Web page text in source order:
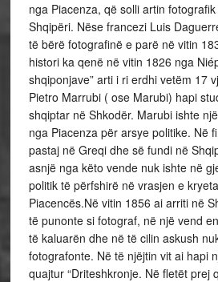
nga Piacenza, që solli artin
Shqipëri. Nëse francezi Luis
të bërë fotografinë e parë në vitin
histori ka qenë në vitin 1826 nga
shqiponjave” arti i ri erdhi vetëm 17
Pietro Marrubi ( ose Marubi) hapi
shqiptar në Shkodër. Marubi ishte
nga Piacenza për arsye politike. Në
pastaj në Greqi dhe së fundi në
asnjë nga këto vende nuk ishte në
politik të përfshirë në vrasjen e
Piacencës.Në vitin 1856 ai arriti në
të punonte si fotograf, në një vend
të kaluarën dhe në të cilin askush
fotografonte. Në të njëjtin vit ai hapi
quajtur “Driteshkronje. Në fletët prej